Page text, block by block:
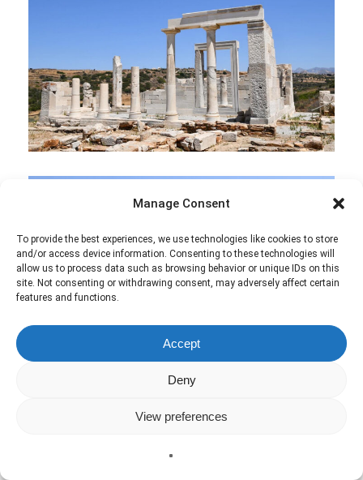
Manage Consent
To provide the best experiences, we use technologies like cookies to store
and/or access device information. Consenting to these technologies will
allow us to process data such as browsing behavior or unique IDs on this
site. Not consenting or withdrawing consent, may adversely affect certain
features and functions.
Accept
Deny
View preferences